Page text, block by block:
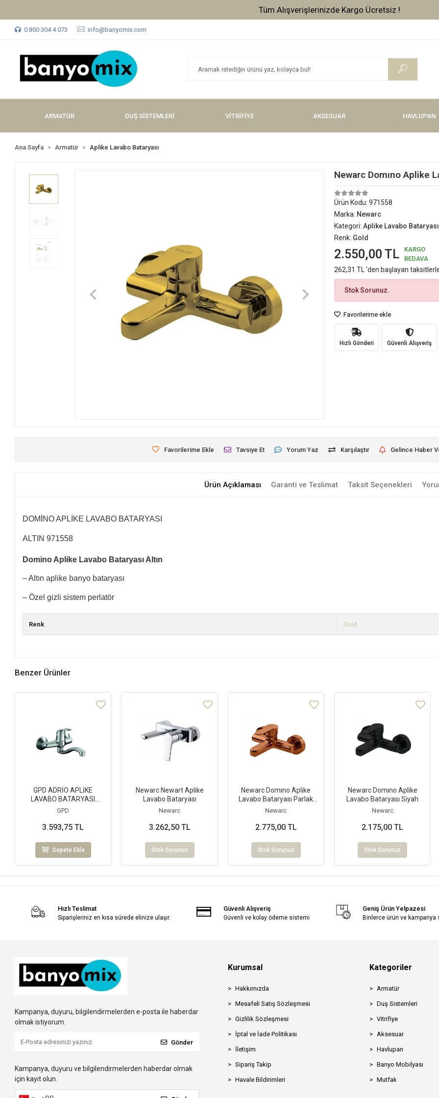
Tüm Alışverişlerinizde Kargo Ücretsiz !
0 850 304 4 073 info@banyomix.com
ARMATÜR DUŞ SİSTEMLERİ VİTRİFİYE AKSESUAR HAVLUPAN
Ana Sayfa Armatür Aplike Lavabo Bataryası
Newarc Domıno Aplike
Ürün Kodu: 971558
Marka: Newarc
Kategori: Aplike Lavabo Bataryası
Renk: Gold
2.550,00 TL
KARGO
BEDAVA
262,31 TL 'den başlayan
Stok Sorunuz.
Favorilerime ekle
Hızlı Gönderi Güvenli Alışveriş
Favorilerime Ekle Tavsiye Et Yorum Yaz Karşılaştır Gelince Haber
Ürün Açıklaması Garanti ve Teslimat Taksit Seçenekleri
DOMİNO APLİKE LAVABO BATARYASI
ALTIN 971558
Domino Aplike Lavabo Bataryası Altın
– Altın aplike banyo bataryası
– Özel gizli sistem perlatör
Renk Gold
Benzer Ürünler
GPD ADRİO APLİKE
LAVABO BATARYASI
(MAL120)
GPD
3.593,75 TL
Sepete Ekle
Newarc Newart Aplike
Lavabo Bataryası
Newarc
3.262,50 TL
Stok Sorunuz
Newarc Domıno Aplike
Lavabo Bataryası Parlak
Bakır
Newarc
2.775,00 TL
Stok Sorunuz
Newarc Domıno Aplike
Lavabo Bataryası Siyah
Newarc
2.175,00 TL
Stok Sorunuz
Hızlı Teslimat
Siparişleriniz en kısa sürede elinize ulaşır.
Güvenli Alışveriş
Güvenli ve kolay ödeme sistemi
Geniş Ürün Yelpazesi
Binlerce ürün ve kampanya
Kampanya, duyuru, bilgilendirmelerden e-posta ile haberdar
olmak istiyorum.
Gönder
Kampanya, duyuru ve bilgilendirmelerden haberdar olmak
için kayıt olun.
Kurumsal
Hakkımızda
Mesafeli Satış Sözleşmesi
Gizlilik Sözleşmesi
İptal ve İade Politikası
İletişim
Sipariş Takip
Havale Bildirimleri
Kategoriler
Armatür
Duş Sistemleri
Vitrifiye
Aksesuar
Havlupan
Banyo Mobilyası
Mutfak